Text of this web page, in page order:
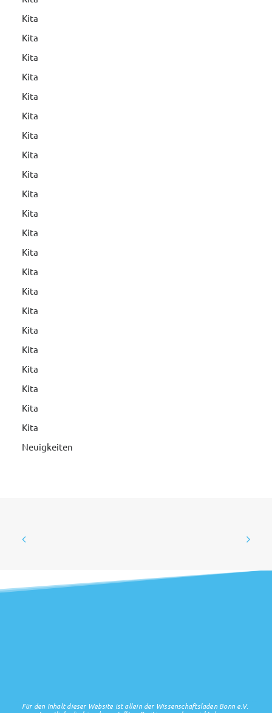
Kita
Kita
Kita
Kita
Kita
Kita
Kita
Kita
Kita
Kita
Kita
Kita
Kita
Kita
Kita
Kita
Kita
Kita
Kita
Kita
Kita
Kita
Neuigkeiten
Für den Inhalt dieser Website ist allein der Wissenschaftsladen Bonn e.V.